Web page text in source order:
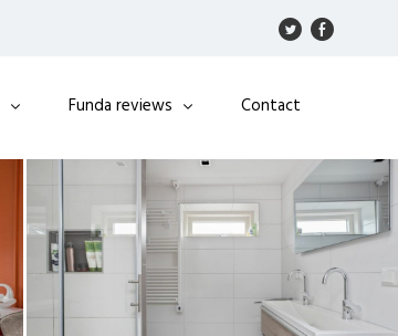
Funda reviews Contact